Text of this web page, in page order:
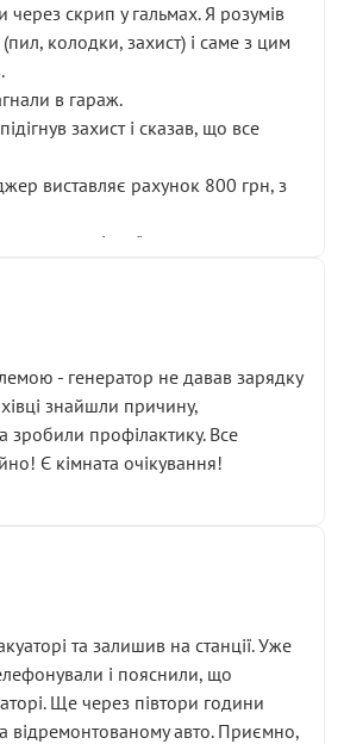
через скрип у гальмах. Я розумів
колодки, захист) і саме з цим
в гараж.
захист і сказав, що все
виставляє рахунок 800 грн, з
гальмівної системи
я був поруч і жодної реальної
не проводилось. Після
цю “послугу” повернули, що
мою правоту.
з боксу, і скрип у гальмах
як і був. Тобто оплачена
погіршилась:
“потрібно знімати колеса”
вже не можна
купу додаткових робіт без
дякую!
виглядає абсурдно:
- генератор не давав зарядку
знайшли причину,
зробили профілактику. Все
Є кімната очікування!
та залишив на станції. Уже
і пояснили, що
Ще через півтори години
відремонтованому авто. Приємно,